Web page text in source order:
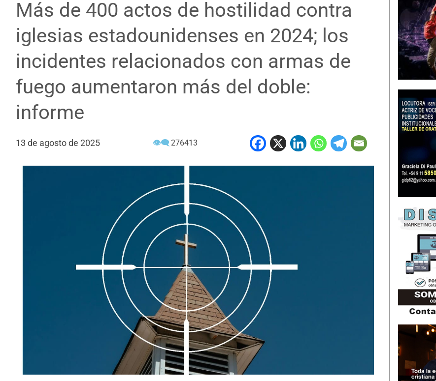
Más de 400 actos de hostilidad contra
iglesias estadounidenses en 2024; los
incidentes relacionados con armas de
fuego aumentaron más del doble:
informe
13 de agosto de 2025 👁‍🗨 276413